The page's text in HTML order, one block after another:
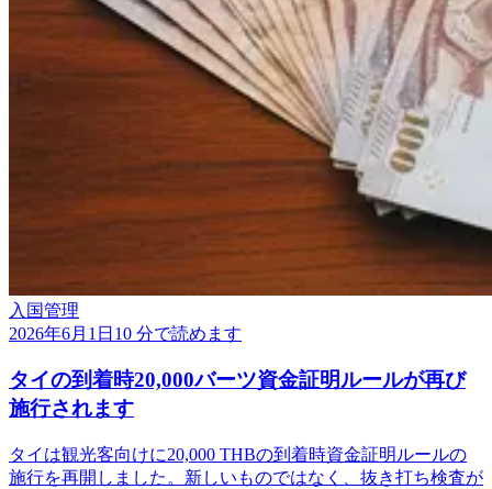
入国管理
2026年6月1日 10 分で読めます
タイの到着時20,000バーツ資金証明ルールが再び
施行されます
タイは観光客向けに20,000 THBの到着時資金証明ルールの
施行を再開しました。新しいものではなく、抜き打ち検査が